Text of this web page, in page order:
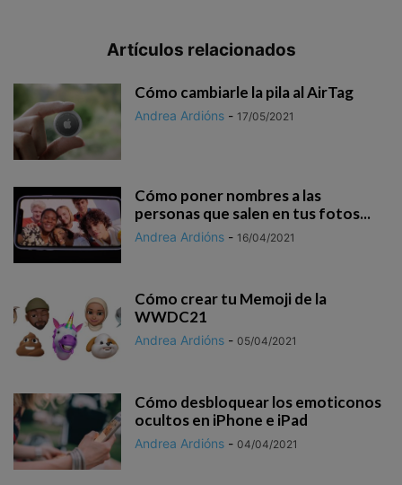
Artículos relacionados
Cómo cambiarle la pila al AirTag
Andrea Ardións - 17/05/2021
Cómo poner nombres a las
personas que salen en tus fotos...
Andrea Ardións - 16/04/2021
Cómo crear tu Memoji de la
WWDC21
Andrea Ardións - 05/04/2021
Cómo desbloquear los emoticonos
ocultos en iPhone e iPad
Andrea Ardións - 04/04/2021